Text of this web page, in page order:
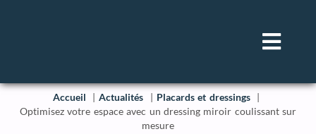
Accueil Actualités
Placards et dressings
Optimisez votre espace avec un dressing miroir coulissant sur
mesure